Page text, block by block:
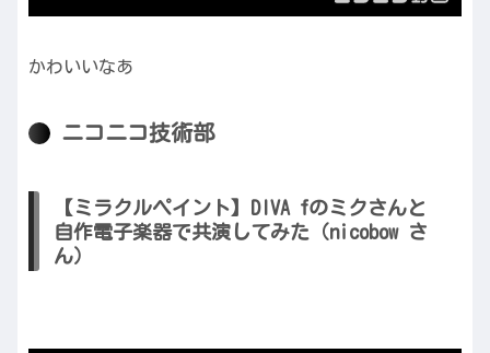
かわいいなあ
ニコニコ技術部
【ミラクルペイント】DIVA fのミクさんと
自作電子楽器で共演してみた（nicobow さ
ん）